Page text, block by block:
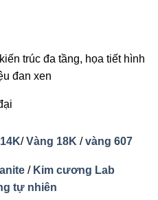
trúc đa tầng, họa tiết hình
đan xen
/Vàng 18K /vàng 607
/ Kim cương Lab
tự nhiên